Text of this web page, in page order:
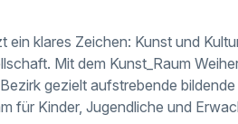
ein klares Zeichen: Kunst und
Mit dem Kunst_Raum
gezielt aufstrebende
für Kinder, Jugendliche und